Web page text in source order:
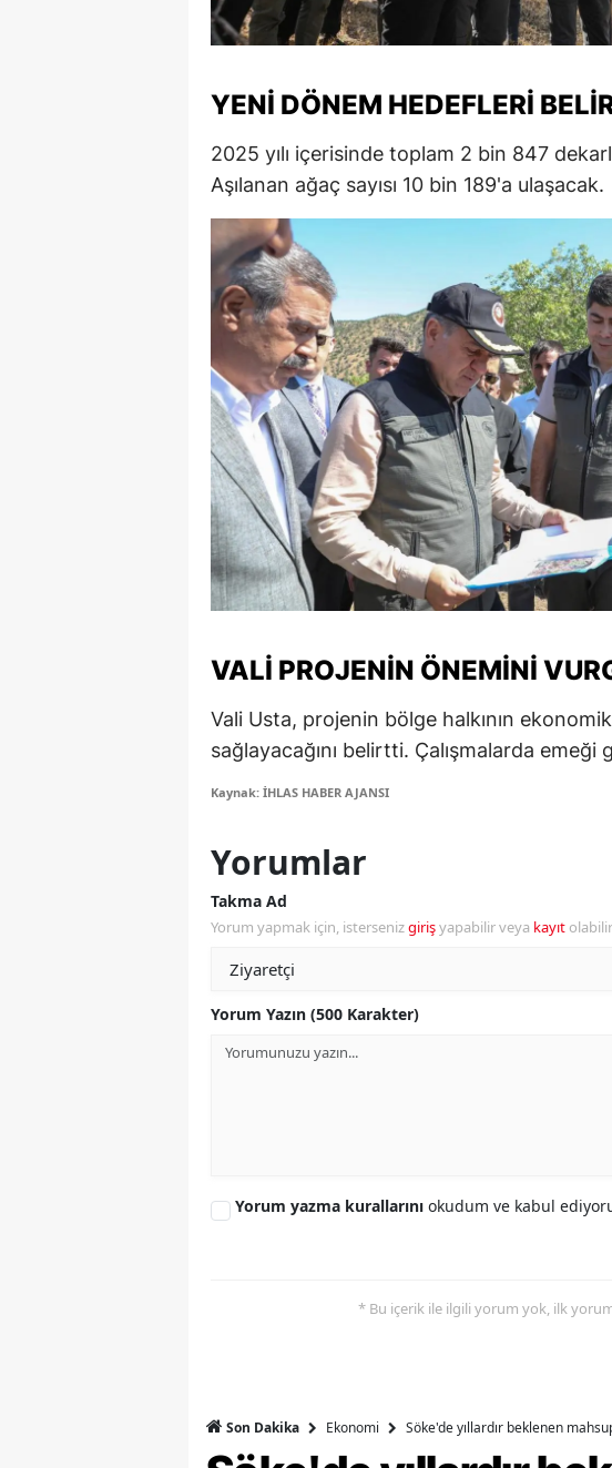
Malatya
Kahramanmaraş
Mardin
Muğla
Nevşehir
Niğde
Ordu
Rize
Sakarya
Samsun
Siirt
Sinop
Tokat
Uşak
Ardahan
YENI DÖNEM HEDEFLERI
2025 yılı içerisinde toplam 2 bin 847
Aşılanan ağaç sayısı 10 bin 189'a ulaşacak.
VALI PROJENIN ÖNEMINI
Vali Usta, projenin bölge halkının ekonomik
sağlayacağını belirtti. Çalışmalarda
Kaynak: İHLAS HABER AJANSI
Yorumlar
Takma Ad
Yorum yapmak için, istersenizgirişyapabilir veya kayıt
Yorum Yazın (500 Karakter)
Yorum yazma kurallarını okudum ve kabul
* Bu içerik ile ilgili yorum yok, ilk
Son Dakika Ekonomi Söke'de yıllardır beklenen